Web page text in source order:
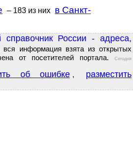
– 183 из них в Санкт-
справочник России - адреса,
вся информация взята из открытых
от посетителей портала.
Сегодня
об ошибке ,
разместить